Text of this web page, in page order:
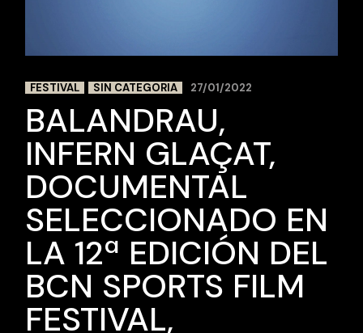
FESTIVAL SIN CATEGORIA 27/01/2022
BALANDRAU,
INFERN GLAÇAT,
DOCUMENTAL
SELECCIONADO EN
LA 12ª EDICIÓN DEL
BCN SPORTS FILM
FESTIVAL,